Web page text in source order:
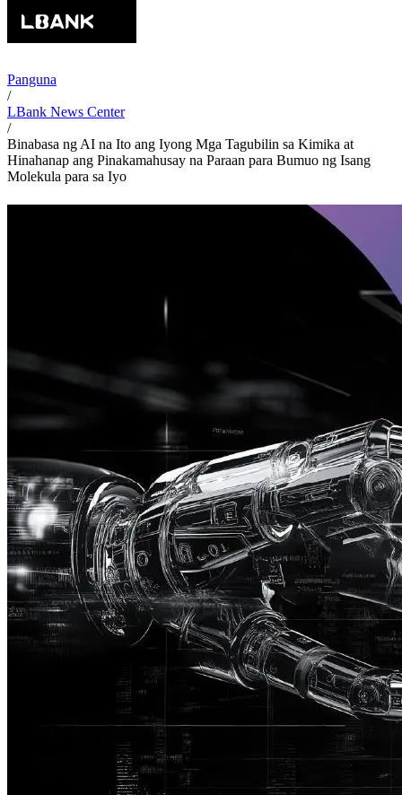
Panguna
/
LBank News Center
/
Binabasa ng AI na Ito ang Iyong Mga Tagubilin sa Kimika at
Hinahanap ang Pinakamahusay na Paraan para Bumuo ng Isang
Molekula para sa Iyo